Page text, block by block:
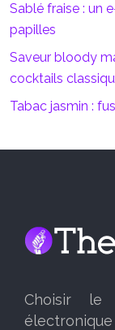
Sablé fraise : un
papilles
Saveur bloody
cocktails
Tabac jasmin :
Choisir le